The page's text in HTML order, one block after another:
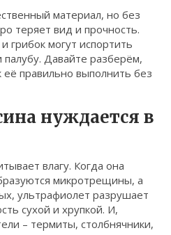
материал, но без
теряет вид и прочность.
грибок могут испортить
Давайте разберём,
правильно выполнить без
нуждается в
влагу. Когда она
микротрещины, а
ультрафиолет разрушает
сухой и хрупкой. И,
– термиты, столбнячники,